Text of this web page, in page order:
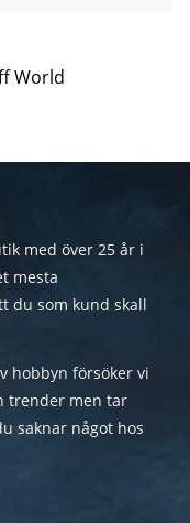
World
med över 25 år i
mesta
du som kund skall
hobbyn försöker vi
trender men tar
saknar något hos